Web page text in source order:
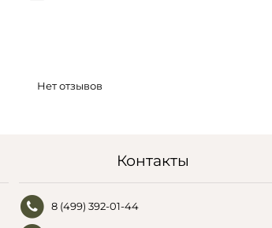
Нет отзывов
Контакты
8 (499) 392-01-44